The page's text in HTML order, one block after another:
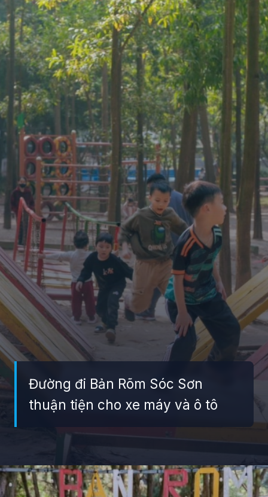
Đang mở
Đường đi Bản Rõm Sóc Sơn
thuận tiện cho xe máy và ô tô
Đang mở https://giaydabonghana.com/ban-rom-soc-son